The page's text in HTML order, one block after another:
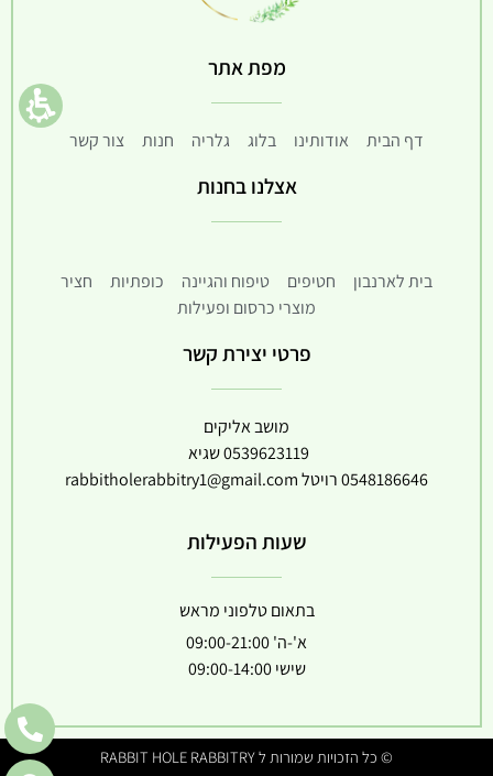
מפת אתר
דף הבית אודותינו בלוג גלריה חנות צור קשר
אצלנו בחנות
בית לארנבון חטיפים טיפוח והגיינה כופתיות
חציר
מוצרי כרסום ופעילות
פרטי יצירת קשר
מושב אליקים
0539623119שגיא
0548186646רויטלrabbitholerabbitry1@gmail.com
שעות הפעילות
בתאום טלפוני מראש
א'-ה' 09:00-21:00
שישי 09:00-14:00
© כל הזכויות שמורות ל RABBIT HOLE RABBITRY